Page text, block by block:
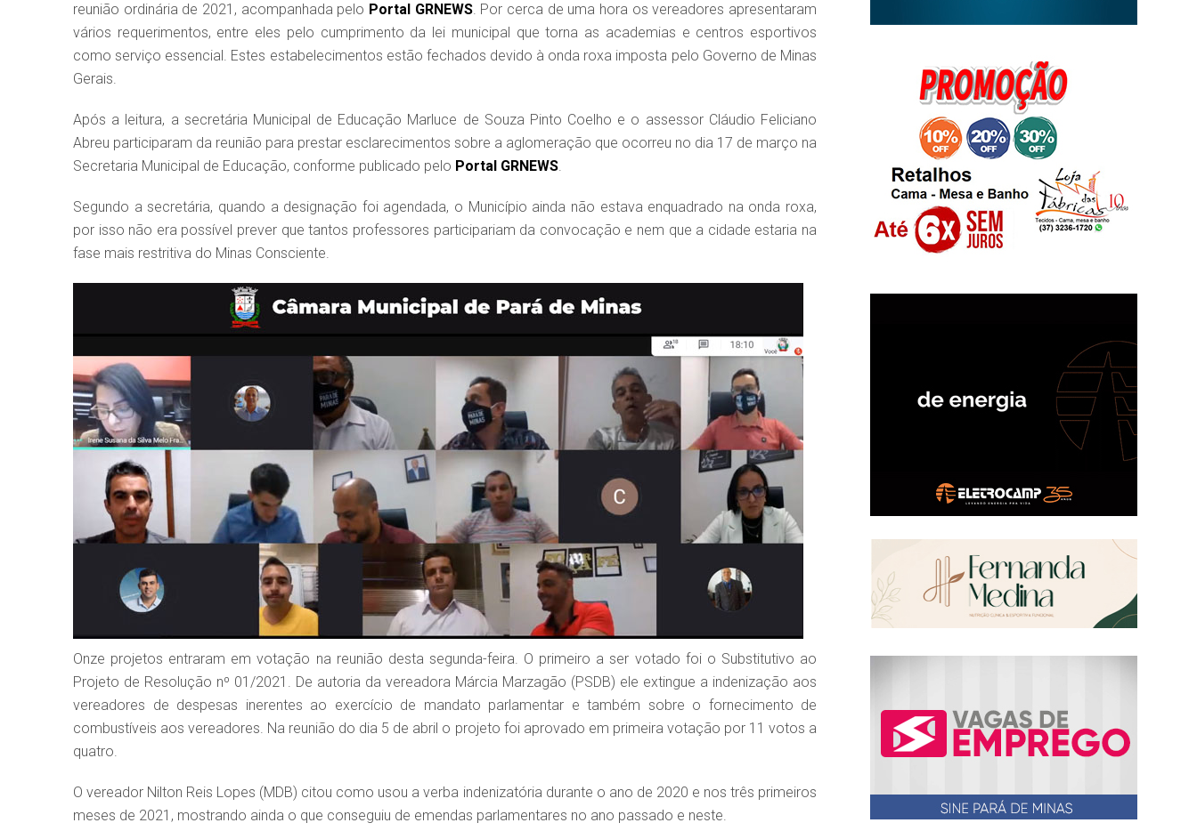
reunião ordinária de 2021, acompanhada pelo Portal GRNEWS. Por cerca de uma hora os vereadores apresentaram
vários requerimentos, entre eles pelo cumprimento da lei municipal que torna as academias e centros esportivos
como serviço essencial. Estes estabelecimentos estão fechados devido à onda roxa imposta pelo Governo de Minas
Gerais.
Após a leitura, a secretária Municipal de Educação Marluce de Souza Pinto Coelho e o assessor Cláudio Feliciano
Abreu participaram da reunião para prestar esclarecimentos sobre a aglomeração que ocorreu no dia 17 de março na
Secretaria Municipal de Educação, conforme publicado pelo Portal GRNEWS.
Segundo a secretária, quando a designação foi agendada, o Município ainda não estava enquadrado na onda roxa,
por isso não era possível prever que tantos professores participariam da convocação e nem que a cidade estaria na
fase mais restritiva do Minas Consciente.
Onze projetos entraram em votação na reunião desta segunda-feira. O primeiro a ser votado foi o Substitutivo ao
Projeto de Resolução nº 01/2021. De autoria da vereadora Márcia Marzagão (PSDB) ele extingue a indenização aos
vereadores de despesas inerentes ao exercício de mandato parlamentar e também sobre o fornecimento de
combustíveis aos vereadores. Na reunião do dia 5 de abril o projeto foi aprovado em primeira votação por 11 votos a
quatro.
O vereador Nilton Reis Lopes (MDB) citou como usou a verba indenizatória durante o ano de 2020 e nos três primeiros
meses de 2021, mostrando ainda o que conseguiu de emendas parlamentares no ano passado e neste.